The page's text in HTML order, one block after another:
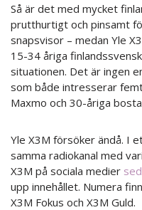
Så är det med mycket
prutthurtigt och pinsamt
snapsvisor – medan Yle
15-34 åriga
situationen. Det är ingen
som både intresserar
Maxmo och 30-åriga
Yle X3M försöker ändå. I
samma radiokanal med
X3M på sociala medier
upp innehållet. Numera
X3M Fokus och X3M Guld.